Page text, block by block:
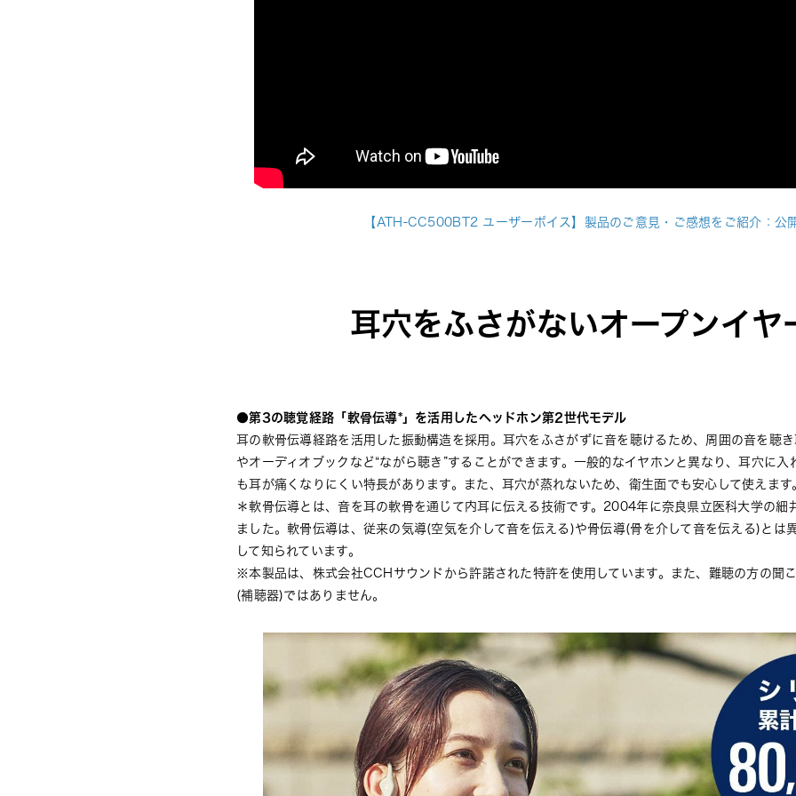
【ATH-CC500BT2 ユーザーボイス】製品のご意見・ご感想をご紹介：公
耳穴をふさがないオープンイヤ
●第3の聴覚経路「軟骨伝導*」を活用したヘッドホン第2世代モデル
耳の軟骨伝導経路を活用した振動構造を採用。耳穴をふさがずに音を聴けるため、周囲の音を聴
やオーディオブックなど“ながら聴き”することができます。一般的なイヤホンと異なり、耳穴に入
も耳が痛くなりにくい特長があります。また、耳穴が蒸れないため、衛生面でも安心して使えます
＊軟骨伝導とは、音を耳の軟骨を通じて内耳に伝える技術です。2004年に奈良県立医科大学の細
ました。軟骨伝導は、従来の気導(空気を介して音を伝える)や骨伝導(骨を介して音を伝える)とは
して知られています。
※本製品は、株式会社CCHサウンドから許諾された特許を使用しています。また、難聴の方の聞
(補聴器)ではありません。